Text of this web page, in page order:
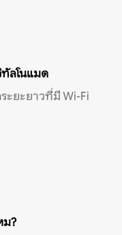
ลโนแมด
ะยะยาวที่มี Wi-Fi
ม?